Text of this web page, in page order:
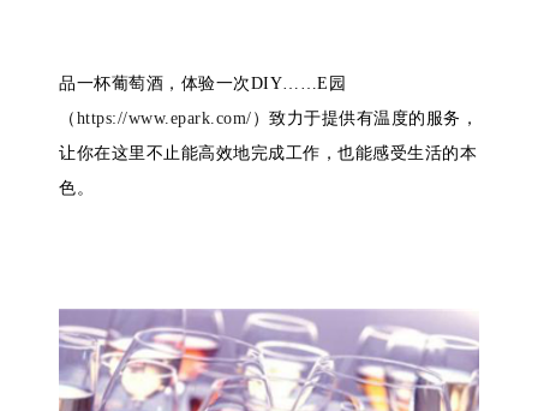
品一杯葡萄酒，体验一次DIY……E园
（ https://www.epark.com/ ）致力于提供有温度的服务，
让你在这里不止能高效地完成工作，也能感受生活的本
色。